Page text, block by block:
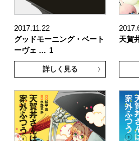
2017.11.22
グッドモーニング・ベート
ーヴェ … 1
詳しく見る
天賀